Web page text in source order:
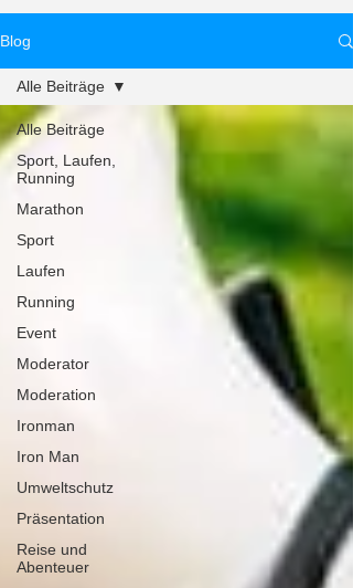
Blog
Alle Beiträge
Sport, Laufen,
Running
Marathon
Sport
Laufen
Running
Event
Moderator
Moderation
Ironman
Iron Man
Umweltschutz
Präsentation
Reise und
Abenteuer
Alle Beiträge